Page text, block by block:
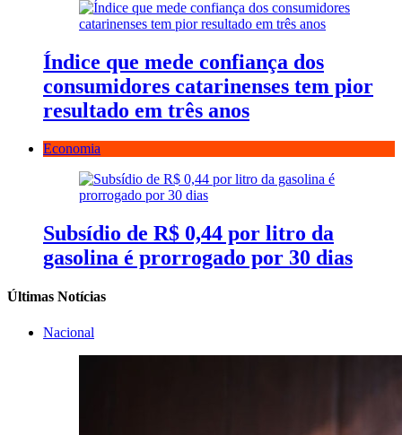
Índice que mede confiança dos
consumidores catarinenses tem pior
resultado em três anos
Economia
Subsídio de R$ 0,44 por litro da
gasolina é prorrogado por 30 dias
Últimas Notícias
Nacional